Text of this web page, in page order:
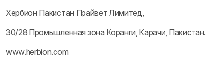
Хербион Пакистан Прайвет Лимитед,
30/28 Промышленная зона Коранги, Карачи, Пакистан.
www.herbion.com